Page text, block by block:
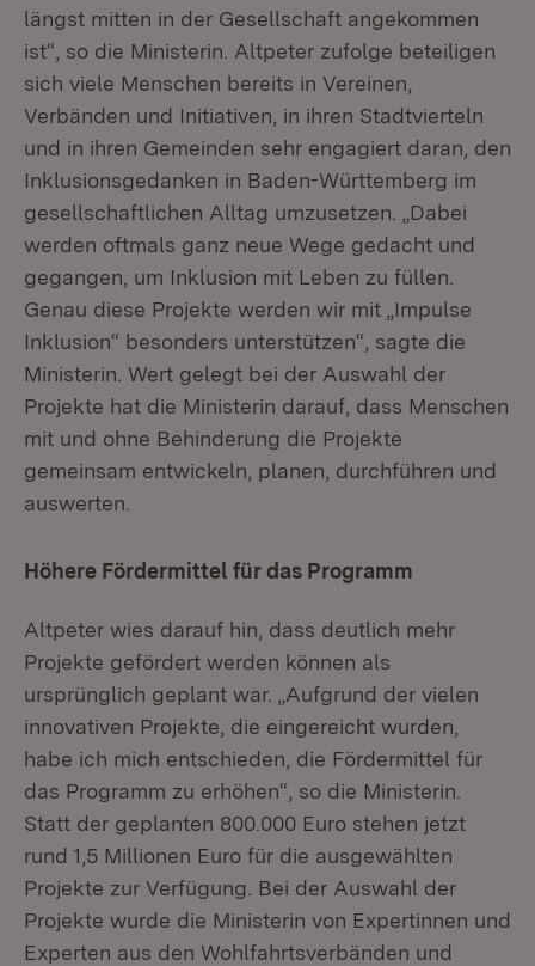
längst mitten in der Gesellschaft angekommen
ist“, so die Ministerin. Altpeter zufolge beteiligen
sich viele Menschen bereits in Vereinen,
Verbänden und Initiativen, in ihren Stadtvierteln
und in ihren Gemeinden sehr engagiert daran, den
Inklusionsgedanken in Baden-Württemberg im
gesellschaftlichen Alltag umzusetzen. „Dabei
werden oftmals ganz neue Wege gedacht und
gegangen, um Inklusion mit Leben zu füllen.
Genau diese Projekte werden wir mit „Impulse
Inklusion“ besonders unterstützen“, sagte die
Ministerin. Wert gelegt bei der Auswahl der
Projekte hat die Ministerin darauf, dass Menschen
mit und ohne Behinderung die Projekte
gemeinsam entwickeln, planen, durchführen und
auswerten.
Höhere Fördermittel für das Programm
Altpeter wies darauf hin, dass deutlich mehr
Projekte gefördert werden können als
ursprünglich geplant war. „Aufgrund der vielen
innovativen Projekte, die eingereicht wurden,
habe ich mich entschieden, die Fördermittel für
das Programm zu erhöhen“, so die Ministerin.
Statt der geplanten 800.000 Euro stehen jetzt
rund 1,5 Millionen Euro für die ausgewählten
Projekte zur Verfügung. Bei der Auswahl der
Projekte wurde die Ministerin von Expertinnen und
Experten aus den Wohlfahrtsverbänden und